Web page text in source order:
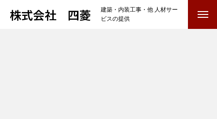
株式会社 四菱
建築・内装工事・他 人材サー
ビスの提供